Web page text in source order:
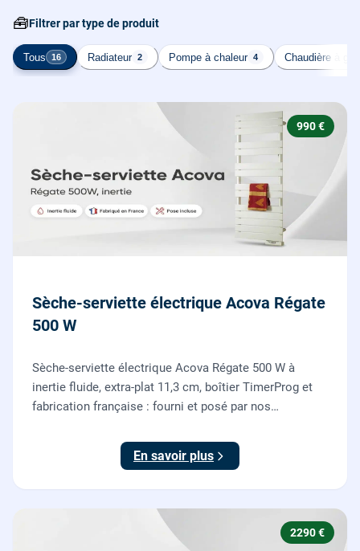
🧰Filtrer par type de produit
Tous 16 Radiateur 2 Pompe à chaleur 4 Chaudière à gaz
990 €
Sèche-serviette électrique Acova Régate
500 W
Sèche-serviette électrique Acova Régate 500 W à
inertie fluide, extra-plat 11,3 cm, boîtier TimerProg et
fabrication française : fourni et posé par nos
En savoir plus
2290 €